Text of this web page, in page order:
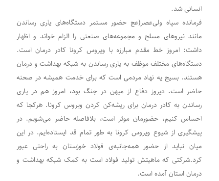
انسانی شد.
فرمانده سپاه ولی‌عصر(عج حضور مستمر دستگاه‌های یاری رساندن
مانند نیروهای مسلح و مجموعه‌های صنعتی را الزام خواند و اظهار
داشت: امروز خط مقدم مبارزه با ویروس کرونا کادر درمان است.
دستگاه‌های مختلف موظف به یاری رساندن به شبکه بهداشت و درمان
هستند. بسیج یه نهاد مردمی است که برای خدمت همیشه در صحنه
حاضر است. دیروز دفاع از میهن در جنگ بود، امروز هم در یاری
رساندن به کادر درمان برای ریشه‌کن کردن ویروس کرونا. هرکجا که
احساس کنیم، حضورمان موثر است، بلافاصله حاضر می‌شویم. در
پیشگیری از شیوع ویروس کرونا به طور تمام قد ایستاده‌ایم. در این
میان نباید از حضور همه‎‌جانبه‌ی فولاد خوزستان به راحتی عبور
کرد.شرکتی که ماهیتش تولید فولاد است به کمک شبکه بهداشت و
درمان استان آمده ‌است‌.